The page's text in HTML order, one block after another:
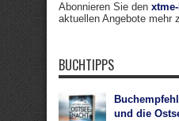
Abonnieren Sie den
aktuellen Angebote mehr
BUCHTIPPS
und die